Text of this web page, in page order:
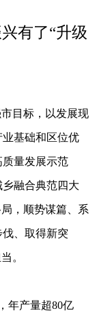
有了“升级
目标，以发展现
基础和区位优
量发展示范
融合典范四大
，顺势谋篇、系
、取得新突
。
年产量超80亿